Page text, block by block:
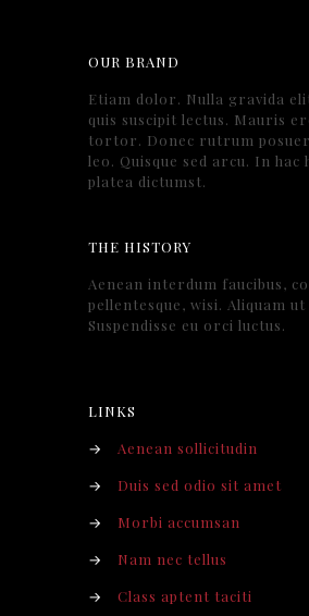
OUR BRAND
Etiam dolor. Nulla gravida
quis suscipit lectus. Mauris
tortor. Donec rutrum
leo. Quisque sed arcu. In hac
platea dictumst.
THE HISTORY
Aenean interdum faucibus,
pellentesque, wisi. Aliquam ut
Suspendisse eu orci luctus.
LINKS
→
Aenean sollicitudin
→
Duis sed odio sit amet
→
Morbi accumsan
→
Nam nec tellus
→
Class aptent taciti